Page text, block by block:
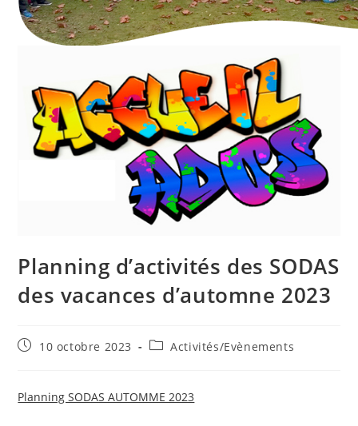
Planning d’activités des SODAS
des vacances d’automne 2023
Publication
10 octobre 2023
PostActivités/Evènements
Planning SODAS AUTOMME 2023